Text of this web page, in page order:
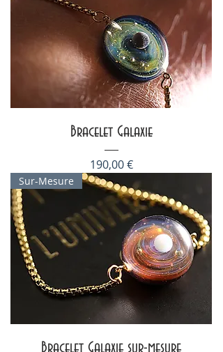
Bracelet Galaxie
Prix
190,00 €
Sur-Mesure
Bracelet Galaxie sur-mesure